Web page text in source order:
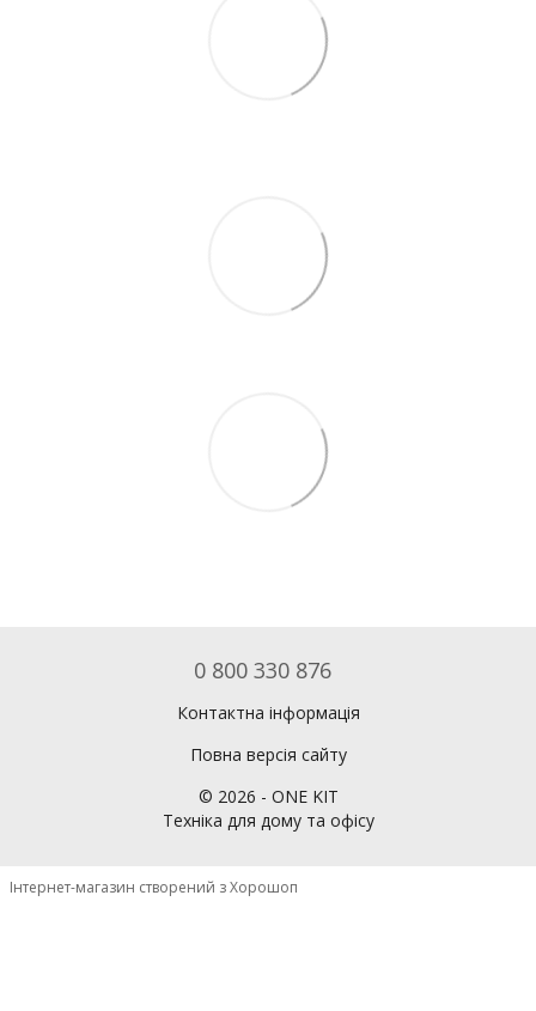
0 800 330 876
Контактна інформація
Повна версія сайту
© 2026 - ONE KIT
Техніка для дому та офісу
Інтернет-магазин створений з Хорошоп